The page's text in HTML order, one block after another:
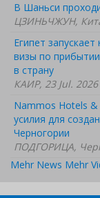
В Шаньси
ЦЗИНЬЧЖУН,
Египет
визы по
в страну
КАИР, 23 Jul.
Nammos Hotels
усилия для
Черногории
ПОДГОРИЦА,
Mehr News Mehr